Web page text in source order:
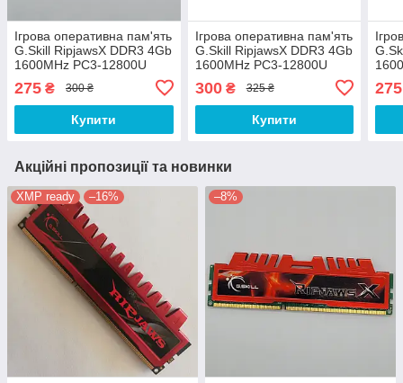
Ігрова оперативна пам'ять
G.Skill RipjawsX DDR3 4Gb
1600MHz PC3-12800U
2R8 CL9 (F3-12800CL9D-
8GBXL) Б/В
275 ₴ 300 ₴
Купити
Ігрова оперативна пам'ять
G.Skill RipjawsX DDR3 4Gb
1600MHz PC3-12800U
1R8 CL9 (F3-12800CL9S-
4GBXL) Б/В
300₴ 325 ₴
Купити
275
Акційні пропозиції та новинки
XMP ready –16% –8%